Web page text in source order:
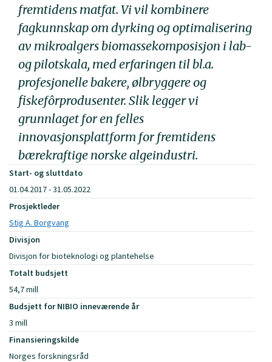
fremtidens matfat. Vi vil kombinere
fagkunnskap om dyrking og optimalisering
av mikroalgers biomassekomposisjon i lab-
og pilotskala, med erfaringen til bl.a.
profesjonelle bakere, ølbryggere og
fiskefôrprodusenter. Slik legger vi
grunnlaget for en felles
innovasjonsplattform for fremtidens
bærekraftige norske algeindustri.
Start- og sluttdato
01.04.2017 - 31.05.2022
Prosjektleder
Stig A. Borgvang
Divisjon
Divisjon for bioteknologi og plantehelse
Totalt budsjett
54,7 mill
Budsjett for NIBIO inneværende år
3 mill
Finansieringskilde
Norges forskningsråd